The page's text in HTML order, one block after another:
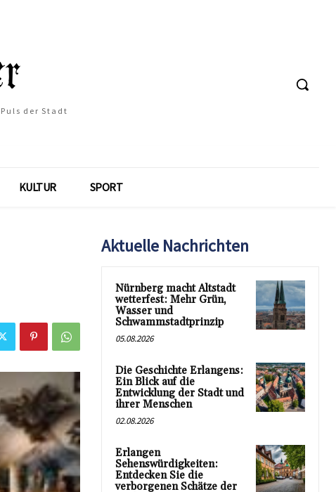
der Stadt
KULTUR SPORT
Aktuelle Nachrichten
Nürnberg macht Altstadt
wetterfest: Mehr Grün,
Wasser und
Schwammstadtprinzip
05.08.2026
Die Geschichte Erlangens:
Ein Blick auf die
Entwicklung der Stadt und
ihrer Menschen
02.08.2026
Erlangen
Sehenswürdigkeiten:
Entdecken Sie die
verborgenen Schätze der